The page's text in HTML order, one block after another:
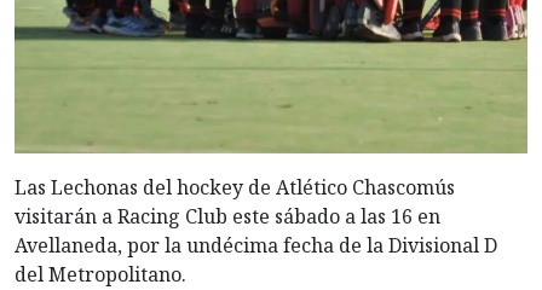
Las Lechonas del hockey de Atlético Chascomús
visitarán a Racing Club este sábado a las 16 en
Avellaneda, por la undécima fecha de la Divisional D
del Metropolitano.